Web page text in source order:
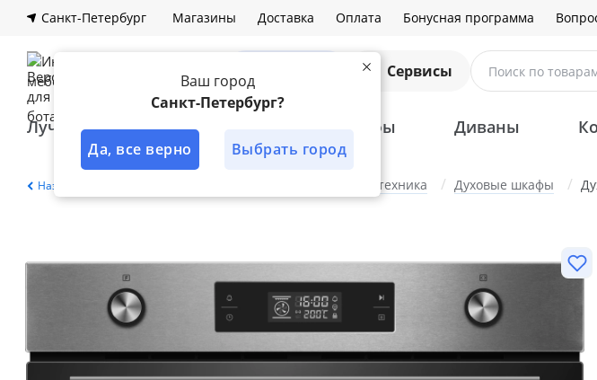
Ваш город
Санкт-Петербург?
Да, все верно Выбрать город
Санкт-Петербург Магазины Доставка Оплата Бонусная программа
Сервисы Поиск по
Лучшее решение Шкафы Диваны
Назад Бытовая техника Духовые шкафы